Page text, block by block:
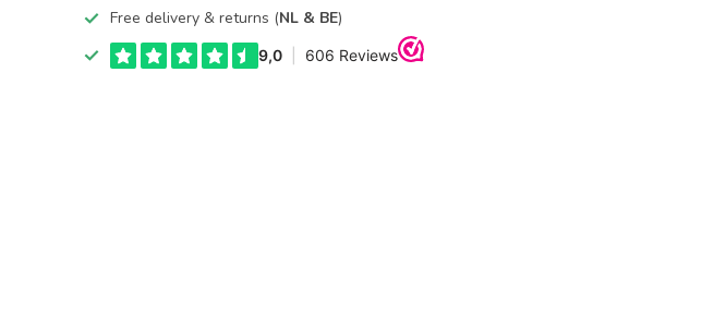
Free delivery & returns (NL & BE)